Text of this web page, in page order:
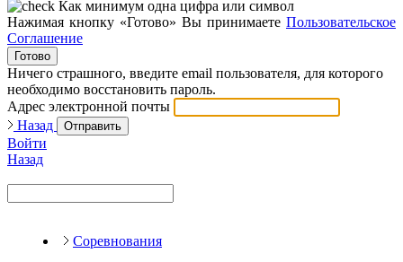
Как минимум одна цифра или символ
Нажимая кнопку «Готово» Вы принимаете Пользовательское
Соглашение
Готово
Ничего страшного, введите email пользователя, для которого
необходимо восстановить пароль.
Адрес электронной почты
Назад
Отправить
Войти
Назад
Соревнования